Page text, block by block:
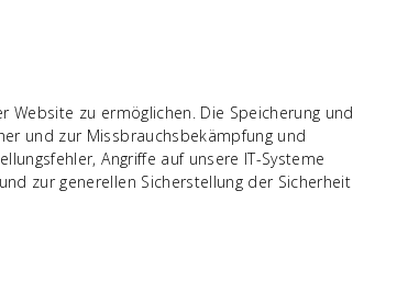
zu ermöglichen. Die Speicherung und
und zur Missbrauchsbekämpfung und
Angriffe auf unsere IT-Systeme
zur generellen Sicherstellung der Sicherheit